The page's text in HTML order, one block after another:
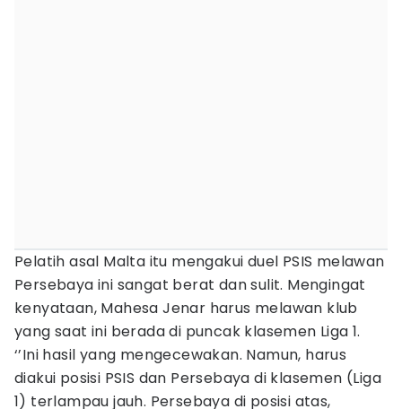
Pelatih asal Malta itu mengakui duel PSIS melawan
Persebaya ini sangat berat dan sulit. Mengingat
kenyataan, Mahesa Jenar harus melawan klub
yang saat ini berada di puncak klasemen Liga 1.
‘’Ini hasil yang mengecewakan. Namun, harus
diakui posisi PSIS dan Persebaya di klasemen (Liga
1) terlampau jauh. Persebaya di posisi atas,